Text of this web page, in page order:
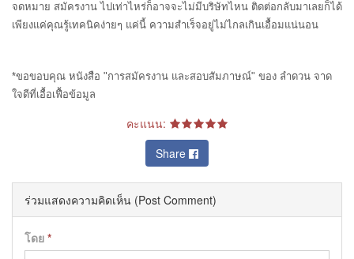
จดหมาย สมัครงาน ไปเท่าไหร่ก็อาจจะไม่มีบริษัทไหน ติดต่อกลับมาเลยก็ได้
เพียงแค่คุณรู้เทคนิคง่ายๆ แค่นี้ ความสำเร็จอยู่ไม่ไกลเกินเอื้อมแน่นอน
*ขอขอบคุณ หนังสือ "การสมัครงาน และสอบสัมภาษณ์" ของ ลำดวน จาด
ใจดีที่เอื้อเฟื้อข้อมูล
คะแนน:
Share
ร่วมแสดงความคิดเห็น (Post Comment)
โดย *